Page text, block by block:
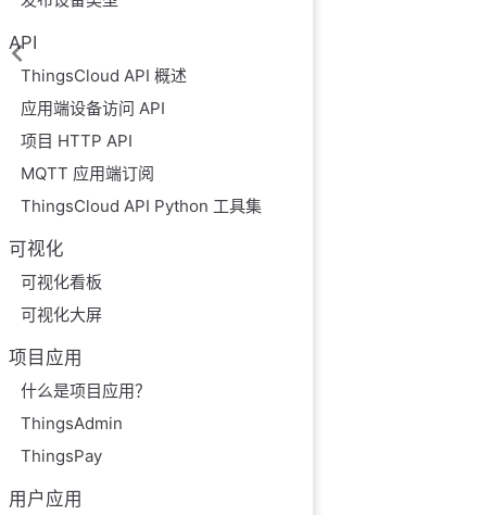
API
ThingsCloud API 概述
应用端设备访问 API
项目 HTTP API
MQTT 应用端订阅
ThingsCloud API Python 工具集
可视化
可视化看板
可视化大屏
项目应用
什么是项目应用？
ThingsAdmin
ThingsPay
用户应用